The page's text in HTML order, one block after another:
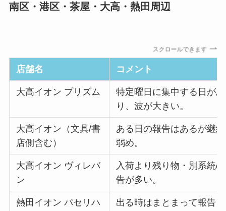
南区・港区・茶屋・大高・熱田周辺
スクロールできます
店舗名 コメント
大高イオン プリズム
特定曜日に集中する日があ
り、波が大きい。
大高イオン（文具/書
店側含む）
ある日の報告はあるが継
弱め。
大高イオン ヴィレバ
ン
入荷より残り物・別系統
告が多い。
熱田イオン パセリハ 出る時はまとまって報告